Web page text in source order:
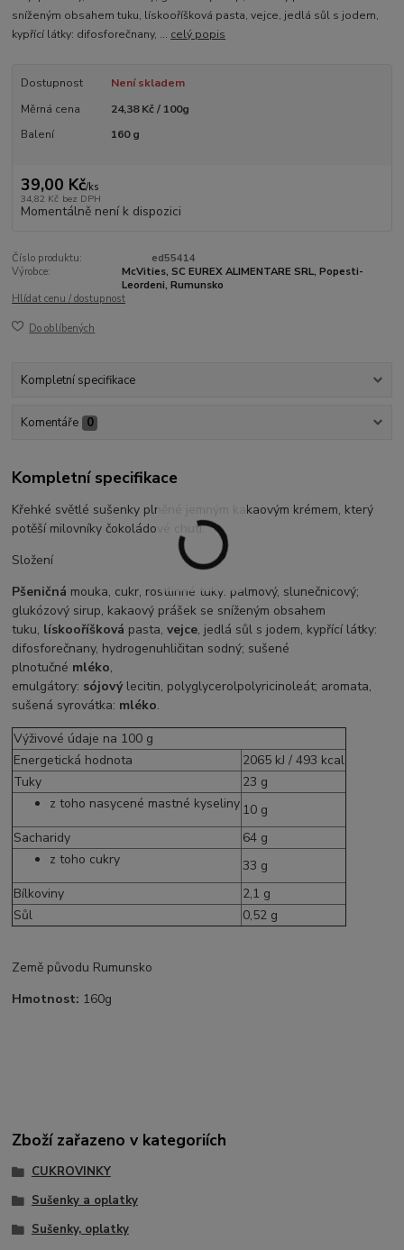
sníženým obsahem tuku, lískooříšková pasta, vejce, jedlá sůl s jodem,
kypřící látky: difosforečnany, ... celý popis
Dostupnost
Není skladem
Měrná cena
24,38 Kč / 100g
Balení
160 g
39,00 Kč/ks
34,82 Kč bez DPH
Momentálně není k dispozici
Číslo produktu:
ed55414
Výrobce:
McVities, SC EUREX ALIMENTARE SRL, Popesti-
Leordeni, Rumunsko
Hlídat cenu / dostupnost
Do oblíbených
Kompletní specifikace
Komentáře 0
Kompletní specifikace
Křehké světlé sušenky plněné jemným kakaovým krémem, který
potěší milovníky čokoládové chuti.
Složení
Pšeničná mouka, cukr, rostlinné tuky: palmový, slunečnicový;
glukózový sirup, kakaový prášek se sníženým obsahem
tuku, lískooříšková pasta,vejce, jedlá sůl s jodem, kypřící látky:
difosforečnany, hydrogenuhličitan sodný; sušené
plnotučné mléko,
emulgátory: sójovýlecitin, polyglycerolpolyricinoleát; aromata,
sušená syrovátka: mléko.
Výživové údaje na 100 g
Energetická hodnota
2065 kJ / 493 kcal
Tuky
23 g
z toho nasycené mastné kyseliny 10 g
Sacharidy
64 g
z toho cukry
33 g
Bílkoviny
2,1 g
Sůl
0,52 g
Země původu Rumunsko
Hmotnost: 160g
Zboží zařazeno v kategoriích
CUKROVINKY
Sušenky a oplatky
Sušenky, oplatky